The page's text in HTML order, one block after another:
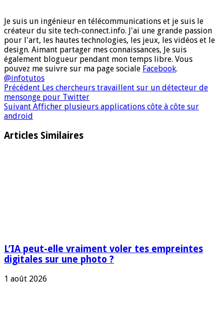
Je suis un ingénieur en télécommunications et je suis le
créateur du site tech-connect.info. J'ai une grande passion
pour l'art, les hautes technologies, les jeux, les vidéos et le
design. Aimant partager mes connaissances, Je suis
également blogueur pendant mon temps libre. Vous
pouvez me suivre sur ma page sociale Facebook.
@infotutos
Précédent Les chercheurs travaillent sur un détecteur de
mensonge pour Twitter
Suivant Afficher plusieurs applications côte à côte sur
android
Articles Similaires
L’IA peut-elle vraiment voler tes empreintes
digitales sur une photo ?
1 août 2026